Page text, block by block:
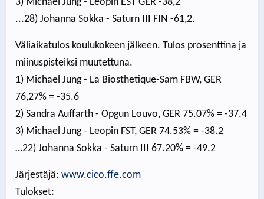
...28) Johanna Sokka - Saturn III FIN -61,2.
Väliaikatulos koulukokeen jälkeen. Tulos prosenttina ja
miinuspisteiksi muutettuna.
1) Michael Jung - La Biosthetique-Sam FBW, GER
76,27% = -35.6
2) Sandra Auffarth - Opgun Louvo, GER 75.07% = -37.4
3) Michael Jung - Leopin FST, GER 74.53% = -38.2
…22) Johanna Sokka - Saturn III 67.20% = -49.2
Järjestäjä: www.cico.ffe.com
Tulokset: